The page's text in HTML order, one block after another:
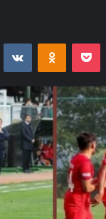
VKontakte